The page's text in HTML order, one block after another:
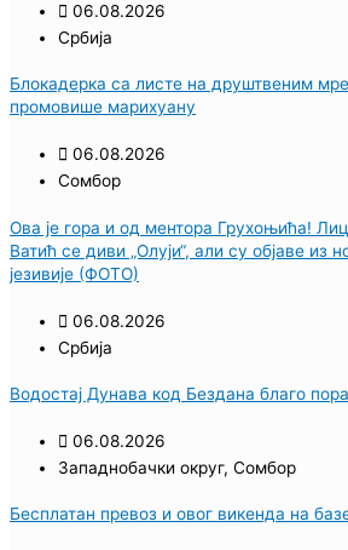
06.08.2026
Србија
Блокадерка са листе на друштвеним
промовише марихуану
06.08.2026
Сомбор
Ова је гора и од ментора Грухоњића!
Ватић се диви „Олуји“, али су објаве из
језивије (ФОТО)
06.08.2026
Србија
Водостај Дунава код Бездана благо
06.08.2026
Западнобачки округ, Сомбор
Бесплатан превоз и овог викенда на